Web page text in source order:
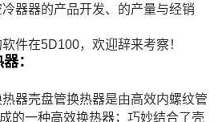
器器的产品开发、的产量与经销
件在5D100，欢迎辞来考察！
：
器壳盘管换热器是由高效内螺纹管
的一种高效换热器；巧妙结合了壳